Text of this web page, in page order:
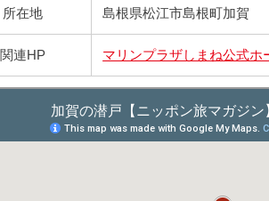
所在地 島根県松江市島根町加賀
関連HP マリンプラザしまね公式ホ